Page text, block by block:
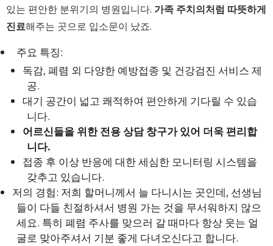
있는 편안한 분위기의 병원입니다. 가족 주치의처럼 따뜻하게
진료해주는 곳으로 입소문이 났죠.
주요 특징:
독감, 폐렴 외 다양한 예방접종 및 건강검진 서비스 제
공.
대기 공간이 넓고 쾌적하여 편안하게 기다릴 수 있습
니다.
어르신들을 위한 전용 상담 창구가 있어 더욱 편리합
니다.
접종 후 이상 반응에 대한 세심한 모니터링 시스템을
갖추고 있습니다.
저의 경험: 저희 할머니께서 늘 다니시는 곳인데, 선생님
들이 다들 친절하셔서 병원 가는 것을 무서워하지 않으
세요. 특히 폐렴 주사를 맞으러 갈 때마다 항상 웃는 얼
굴로 맞아주셔서 기분 좋게 다녀오신다고 합니다.